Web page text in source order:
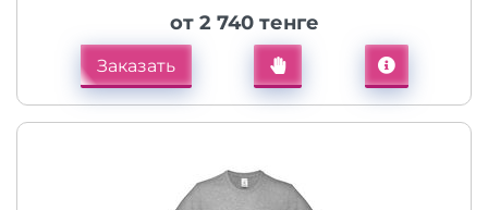
от 2 740 тенге
Заказать